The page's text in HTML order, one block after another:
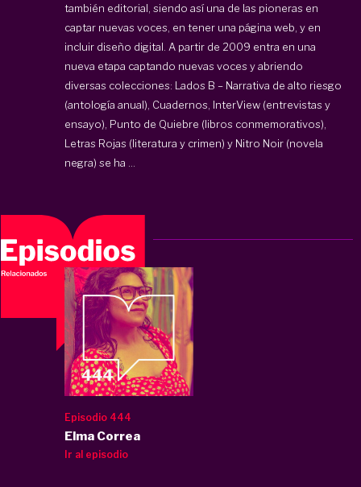
también editorial, siendo así una de las pioneras en
captar nuevas voces, en tener una página web, y en
incluir diseño digital. A partir de 2009 entra en una
nueva etapa captando nuevas voces y abriendo
diversas colecciones: Lados B – Narrativa de alto riesgo
(antología anual), Cuadernos, InterView (entrevistas y
ensayo), Punto de Quiebre (libros conmemorativos),
Letras Rojas (literatura y crimen) y Nitro Noir (novela
negra) se ha ...
Episodio 444
Elma Correa
Ir al episodio